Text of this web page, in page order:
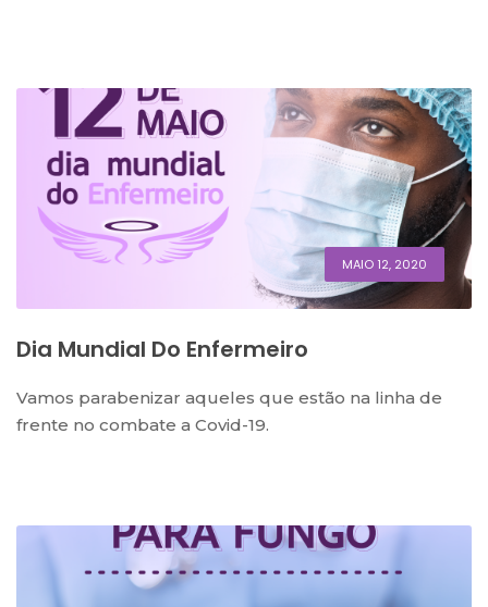
MAIO 12, 2020
Dia Mundial Do Enfermeiro
Vamos parabenizar aqueles que estão na linha de
frente no combate a Covid-19.